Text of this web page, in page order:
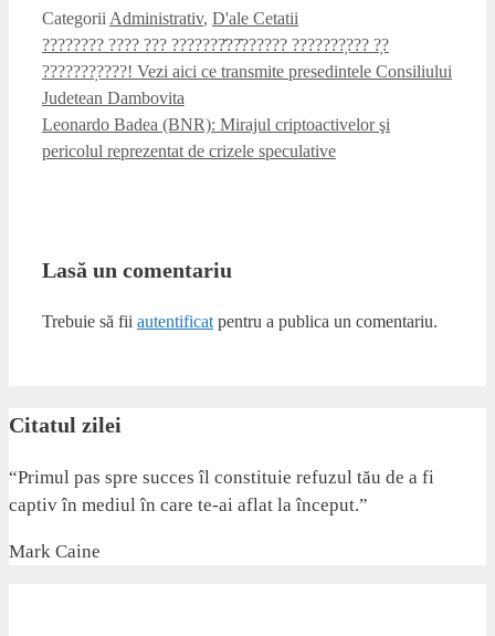
Categorii Administrativ, D'ale Cetatii
???????? ???? ??? ???????̆??̂?????? ???????̦??? ?̦?
???????̦????! Vezi aici ce transmite presedintele Consiliului
Judetean Dambovita
Leonardo Badea (BNR): Mirajul criptoactivelor şi
pericolul reprezentat de crizele speculative
Lasă un comentariu
Trebuie să fii autentificat pentru a publica un comentariu.
Citatul zilei
“Primul pas spre succes îl constituie refuzul tău de a fi
captiv în mediul în care te-ai aflat la început.”
Mark Caine